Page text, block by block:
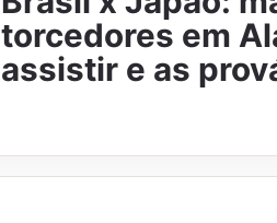
torcedores em
assistir e as